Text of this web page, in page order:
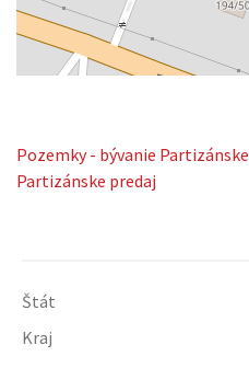
Pozemky - bývanie Partizánske
Partizánske predaj
Štát
Kraj